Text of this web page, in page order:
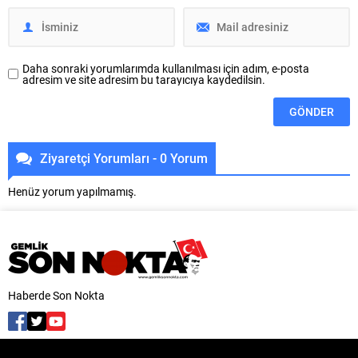
verilmesiyle birlikte Yeni...
Daha sonraki yorumlarımda kullanılması için adım, e-posta
adresim ve site adresim bu tarayıcıya kaydedilsin.
Ziyaretçi Yorumları - 0 Yorum
Henüz yorum yapılmamış.
Haberde Son Nokta